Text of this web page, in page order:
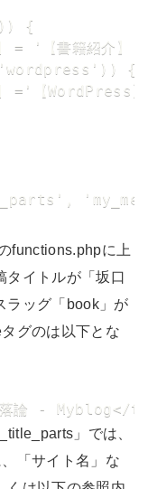
functions.phpに上
タイトルが「坂口
ラッグ「book」が
グのは以下とな
落論 -
」では、
「サイト名」な